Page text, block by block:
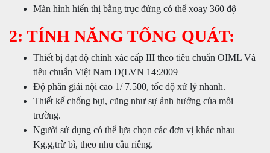
Màn hình hiển thị bằng trục đứng có thể xoay 360 độ
2: TÍNH NĂNG TỔNG QUÁT:
Thiết bị đạt độ chính xác cấp III theo tiêu chuẩn OIML Và
tiêu chuẩn Việt Nam D(LVN 14:2009
Độ phân giải nội cao 1/ 7.500, tốc độ xử lý nhanh.
Thiết kế chống bụi, cũng như sự ảnh hưởng của môi
trường.
Người sử dụng có thể lựa chọn các đơn vị khác nhau
Kg,g,trừ bì, theo nhu cầu riêng.